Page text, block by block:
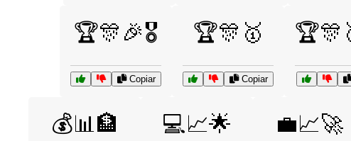
🏆🎊🎉🎖️
Copiar
🏆🎊🥇
Copiar
💰📊🏦 💻📈🌟 💼📈🚀